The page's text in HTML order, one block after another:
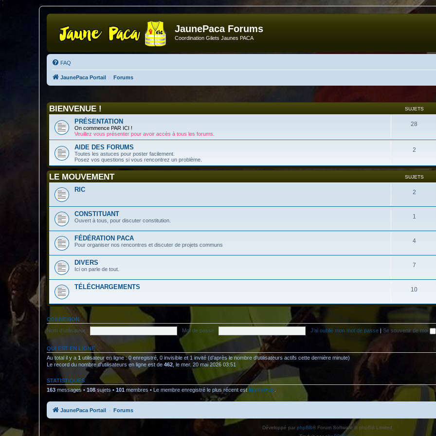
JaunePaca Forums
Coordination Gilets Jaunes PACA
FAQ
JaunePaca Portail Forums
BIENVENUE ! SUJETS
PRÉSENTATION
On commence PAR ICI !
Veuillez vous présenter pour avoir accès à tous les forums.
28
AIDE DES FORUMS
Toutes les astuces pour poster facilement.
Posez vos questions si vous rencontrez un problème.
2
LE MOUVEMENT SUJETS
RIC 2
CONSTITUANT
Ouvert à tous, pour discuter constitution.
1
FÉDÉRATION PACA
Pour organiser nos rencontres et discuter de projets communs
4
DIVERS
Ici on parle de tout.
7
TÉLÉCHARGEMENTS 10
CONNEXION
Nom d’utilisateur :
Mot de passe : J’ai oublié mon mot de passe | Se souvenir de moi
QUI EST EN LIGNE
Au total il y a 1 utilisateur en ligne : 0 enregistré, 0 invisible et 1 invité (d’après le nombre d’utilisateurs actifs cette dernière minute)
Le record du nombre d’utilisateurs en ligne est de 462 , le mer. 20 mai 2026 03:51
STATISTIQUES
163 messages • 108sujets • 101 membres • Le membre enregistré le plus récent est MartinFab
JaunePaca Portail Forums
Développé par phpBB® Forum Software © phpBB Limited